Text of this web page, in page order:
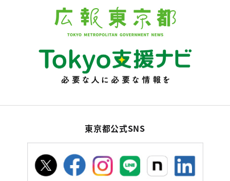
東京都公式SNS